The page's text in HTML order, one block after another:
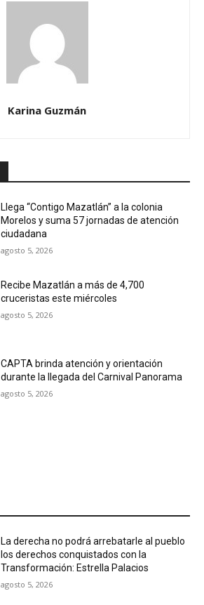
Karina Guzmán
Llega “Contigo Mazatlán” a la colonia
Morelos y suma 57 jornadas de atención
ciudadana
agosto 5, 2026
Recibe Mazatlán a más de 4,700
cruceristas este miércoles
agosto 5, 2026
CAPTA brinda atención y orientación
durante la llegada del Carnival Panorama
agosto 5, 2026
La derecha no podrá arrebatarle al pueblo
los derechos conquistados con la
Transformación: Estrella Palacios
agosto 5, 2026